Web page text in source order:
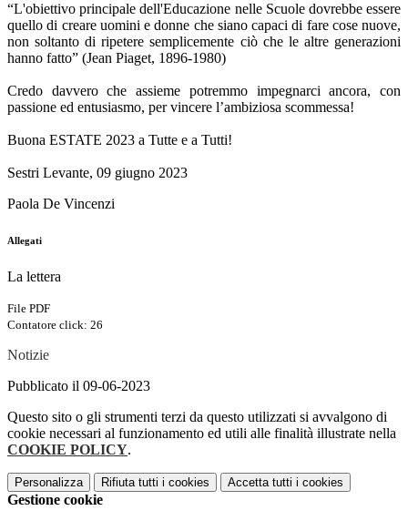
“L'obiettivo principale dell'Educazione nelle Scuole dovrebbe essere
quello di creare uomini edonne che siano capaci di fare cose nuove,
non soltanto di ripetere semplicemente ciò che le altre generazioni
hanno fatto” (Jean Piaget, 1896-1980)
Credo davvero che assieme potremmo impegnarci ancora, con
passione ed entusiasmo, pervincere l’ambiziosa scommessa!
Buona ESTATE 2023 a Tutte e a Tutti!
Sestri Levante, 09 giugno 2023
Paola De Vincenzi
Allegati
La lettera
File PDF
Contatore click: 26
Notizie
Pubblicato il 09-06-2023
Questo sito o gli strumenti terzi da questo utilizzati si avvalgono di
cookie necessari al funzionamento ed utili alle finalità illustrate nella
COOKIE POLICY.
Personalizza Rifiuta tutti i cookies Accetta tutti i cookies
Gestione cookie